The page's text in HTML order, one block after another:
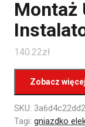
Montaż
140.22zł
Zobacz więcej
SKU:
Tagi: gniazdko